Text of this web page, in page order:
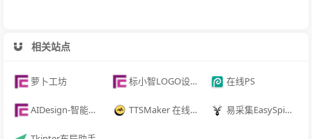
相关站点
萝卜工坊 标小智LOGO设计神器 在线PS
AIDesign-智能生成LOGO TTSMaker 在线配音工具 易采集EasySpider